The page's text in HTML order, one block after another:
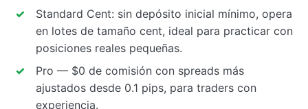
Standard Cent: sin depósito inicial mínimo, opera
en lotes de tamaño cent, ideal para practicar con
posiciones reales pequeñas.
Pro — $0 de comisión con spreads más
ajustados desde 0.1 pips, para traders con
experiencia.